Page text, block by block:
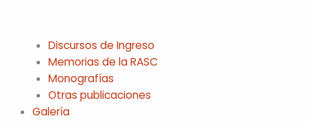
Discursos de Ingreso
Memorias de la RASC
Monografías
Otras publicaciones
Galería